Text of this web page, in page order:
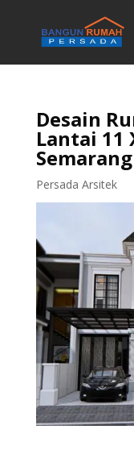
Desain
Lantai 11
Semarang
Persada Arsitek